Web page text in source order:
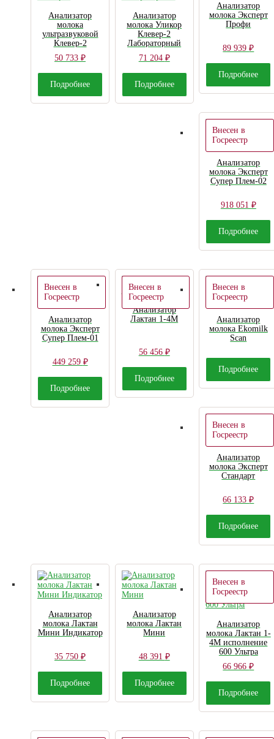
Анализатор
молока
ультразвуковой
Клевер-2
50 733 ₽
Подробнее
Анализатор
молока Уликор
Клевер-2
Лабораторный
71 204 ₽
Подробнее
Анализатор
молока Эксперт
Профи
89 939₽
Подробнее
Внесен в
Госреестр
Анализатор
молока Эксперт
Супер Плем-02
918 051 ₽
Подробнее
Внесен в
Госреестр
Анализатор
молока Эксперт
Супер Плем-01
449 259 ₽
Подробнее
Внесен в
Госреестр
Анализатор
Лактан 1-4М
56 456 ₽
Подробнее
Внесен в
Госреестр
Анализатор
молока Ekomilk
Scan
Подробнее
Внесен в
Госреестр
Анализатор
молока Эксперт
Стандарт
66 133₽
Подробнее
Анализатор
молока Лактан
Мини Индикатор
35 750 ₽
Подробнее
Анализатор
молока Лактан
Мини
48 391 ₽
Подробнее
Внесен в
Госреестр
Анализатор
молока Лактан 1-
4М исполнение
600 Ультра
66 966₽
Подробнее